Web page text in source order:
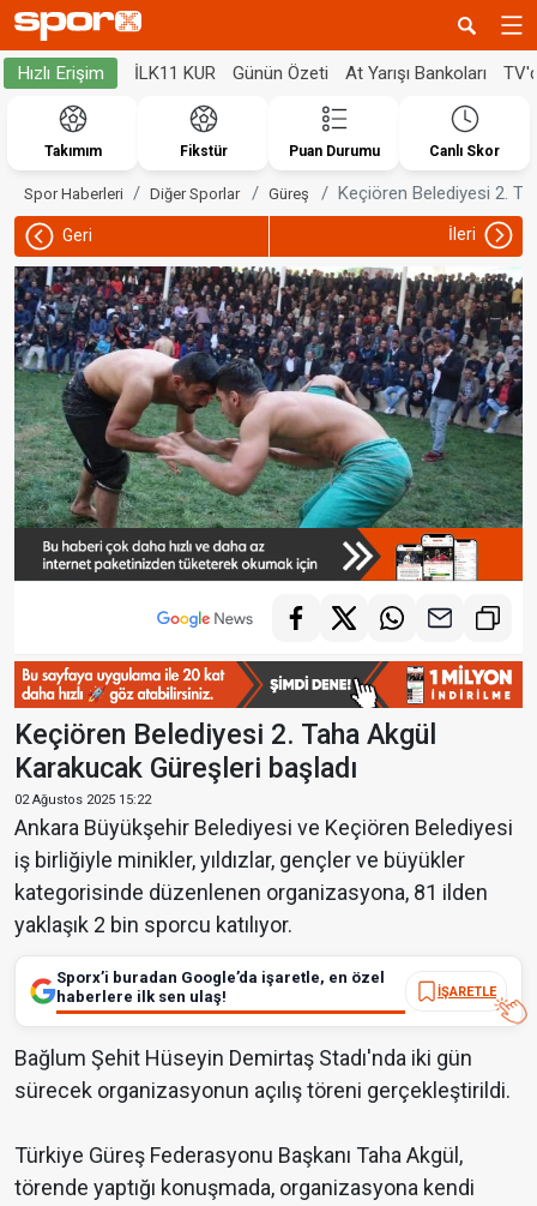
Hızlı Erişim İLK11 KUR Günün Özeti At Yarışı Bankoları
Takımım Fikstür Puan Durumu Canlı Skor
Spor Haberleri Diğer Sporlar Güreş Keçiören Belediyesi 2.
Geri İleri
Keçiören Belediyesi 2. Taha Akgül
Karakucak Güreşleri başladı
02 Ağustos 2025 15:22
Ankara Büyükşehir Belediyesi ve Keçiören Belediyesi
iş birliğiyle minikler, yıldızlar, gençler ve büyükler
kategorisinde düzenlenen organizasyona, 81 ilden
yaklaşık 2 bin sporcu katılıyor.
Sporx’i buradan Google’da işaretle, en özel
haberlere ilk sen ulaş!
İŞARETLE
Bağlum Şehit Hüseyin Demirtaş Stadı'nda iki gün
sürecek organizasyonun açılış töreni gerçekleştirildi.
Türkiye Güreş Federasyonu Başkanı Taha Akgül,
törende yaptığı konuşmada, organizasyona kendi